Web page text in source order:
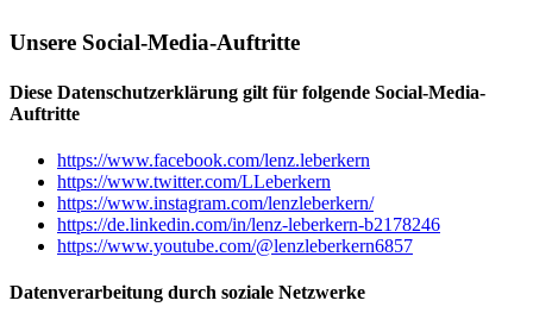
Unsere Social-Media-Auftritte
Diese Datenschutzerklärung gilt für folgende Social-Media-
Auftritte
https://www.facebook.com/lenz.leberkern
https://www.twitter.com/LLeberkern
https://www.instagram.com/lenzleberkern/
https://de.linkedin.com/in/lenz-leberkern-b2178246
https://www.youtube.com/@lenzleberkern6857
Datenverarbeitung durch soziale Netzwerke